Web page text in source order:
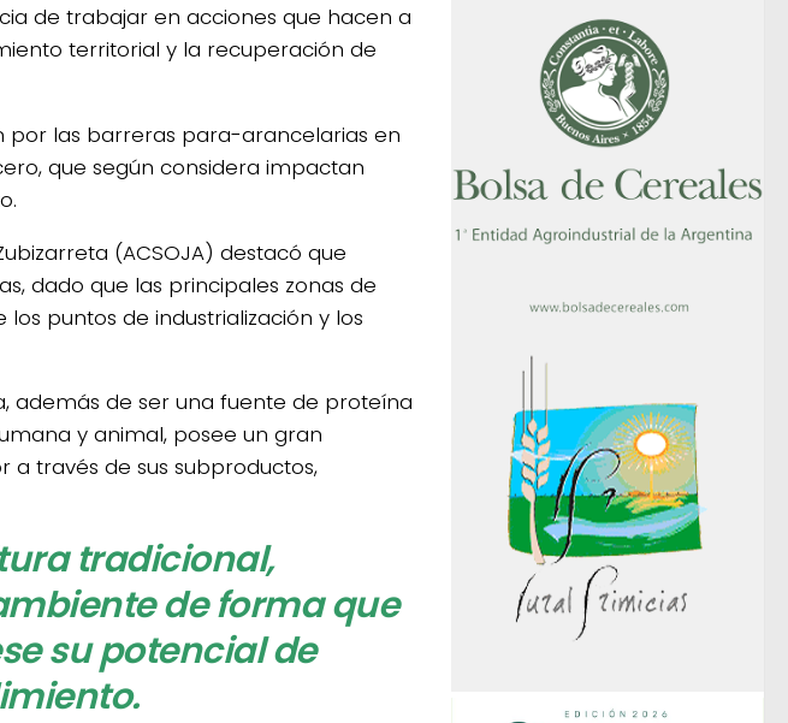
de trabajar en acciones que hacen a
territorial y la recuperación de
por las barreras para-arancelarias en
que según considera impactan
(ACSOJA) destacó que
dado que las principales zonas de
puntos de industrialización y los
además de ser una fuente de proteína
y animal, posee un gran
través de sus subproductos,
tradicional,
de forma que
su potencial de